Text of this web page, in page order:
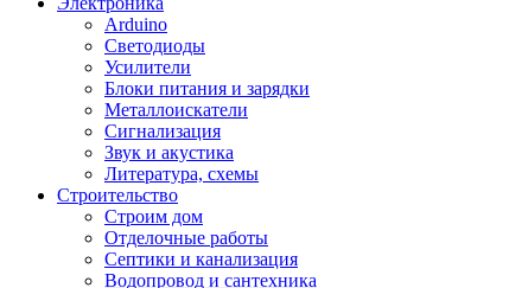
Arduino
Светодиоды
Усилители
Блоки питания и зарядки
Металлоискатели
Сигнализация
Звук и акустика
Литература, схемы
Строительство
Строим дом
Отделочные работы
Септики и канализация
Водопровод и сантехника